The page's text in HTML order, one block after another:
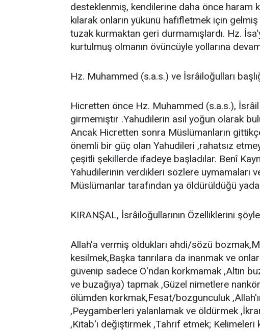
desteklenmiş, kendilerine daha önce haram
kılarak onların yükünü hafifletmek için
tuzak kurmaktan geri durmamışlardı. Hz.
kurtulmuş olmanın övüncüyle yollarına
Hz. Muhammed (s.a.s.) ve İsrâiloğulları
Hicretten önce Hz. Muhammed (s.a.s.),
girmemiştir .Yahudilerin asıl yoğun olarak
Ancak Hicretten sonra Müslümanların
önemli bir güç olan Yahudileri ,rahatsız
çeşitli şekillerde ifadeye başladılar. Benî
Yahudilerinin verdikleri sözlere uymamaları
Müslümanlar tarafından ya öldürüldüğü
KIRANŞAL, İsrâiloğullarının Özelliklerini şöyle
Allah'a vermiş oldukları ahdi/sözü
kesilmek,Başka tanrılara da inanmak ve
güvenip sadece O'ndan korkmamak ,Altın
ve buzağıya) tapmak ,Güzel nimetlere
ölümden korkmak,Fesat/bozgunculuk
,Peygamberleri yalanlamak ve öldürmek
,Kitab'ı değiştirmek ,Tahrif etmek; Kelimeleri